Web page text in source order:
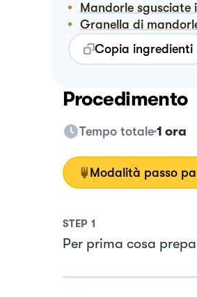
Mandorle sgusciate
Granella di
Copia ingredienti
Procedimento
Tempo totale 1 ora
Modalità passo
STEP 1
Per prima cosa